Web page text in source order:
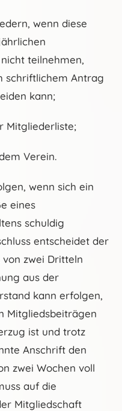
wenn diese
teilnehmen,
schriftlichem Antrag
kann;
Mitgliederliste;
Verein.
wenn sich ein
eines
schuldig
entscheidet der
zwei Dritteln
aus der
kann erfolgen,
Mitgliedsbeiträgen
ist und trotz
Anschrift den
zwei Wochen voll
auf die
Mitgliedschaft